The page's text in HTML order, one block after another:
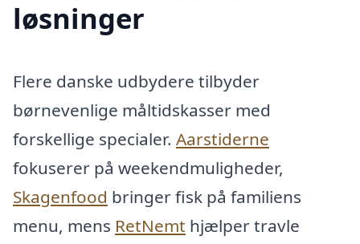
løsninger
Flere danske udbydere tilbyder
børnevenlige måltidskasser med
forskellige specialer. Aarstiderne
fokuserer på weekendmuligheder,
Skagenfood bringer fisk på familiens
menu, mens RetNemt hjælper travle